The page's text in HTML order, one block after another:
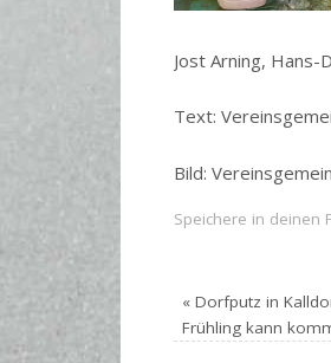
Jost Arning,
Text:
Bild:
Speichere in deinen
« Dorfputz in
Frühling kann